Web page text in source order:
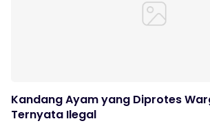
Kandang Ayam yang Diprotes
Ternyata Ilegal